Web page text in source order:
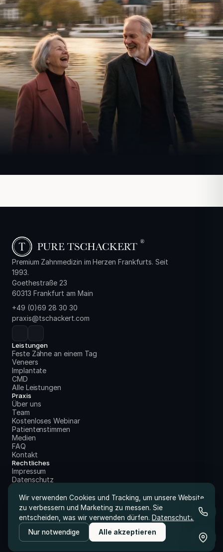
Premium Zahnmedizin im Herzen Frankfurts. Seit
1993.
Goethestraße 23
60313 Frankfurt am Main
+49 (0)69 28 30 30
praxis@tschackert.com
Leistungen
Feste Zähne an einem Tag
Veneers
Implantate
CMD
Alle Leistungen
Praxis
Über uns
Team
Kostenloses Webinar
Patientenstimmen
Medien
FAQ
Kontakt
Rechtliches
Impressum
Datenschutz
Wir verwenden Cookies und Tracking, um unsere Website
zu verbessern und Marketing zu messen. Sie
entscheiden, was wir verwenden dürfen. Datenschutz
Nur notwendige
Alle akzeptieren